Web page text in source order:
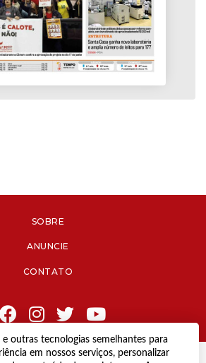
outras tecnologias semelhantes para
em nossos serviços, personalizar
SOBRE
ANUNCIE
CONTATO
2021 Diário de Jacareí.